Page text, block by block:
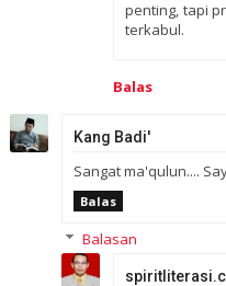
penting, tapi
terkabul.
Balas
Kang Badi'
Sangat ma'qulun....
Balas
Balasan